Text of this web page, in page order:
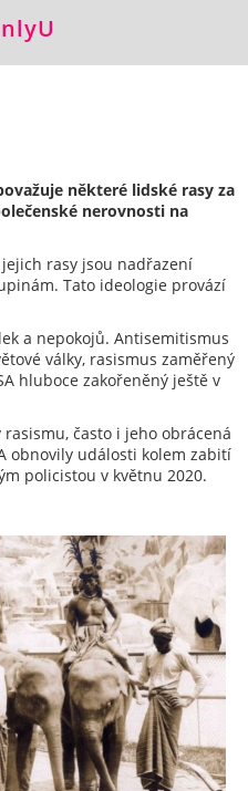
některé lidské rasy za
nerovnosti na
rasy jsou nadřazení
Tato ideologie provází
a nepokojů. Antisemitismus
války, rasismus zaměřený
hluboce zakořeněný ještě v
často i jeho obrácená
obnovily události kolem zabití
policistou v květnu 2020.